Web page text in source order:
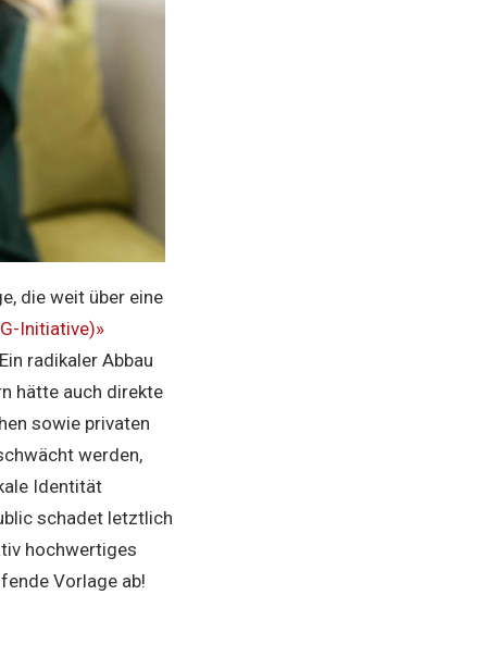
die weit über eine
Initiative)»
radikaler Abbau
hätte auch direkte
sowie privaten
werden,
Identität
schadet letztlich
hochwertiges
Vorlage ab!